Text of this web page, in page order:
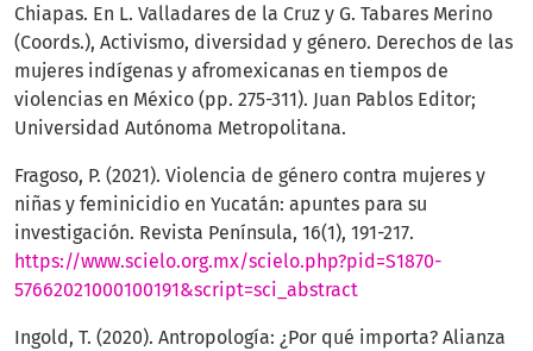
Chiapas. En L. Valladares de la Cruz y G. Tabares Merino
(Coords.), Activismo, diversidad y género. Derechos de las
mujeres indígenas y afromexicanas en tiempos de
violencias en México (pp. 275-311). Juan Pablos Editor;
Universidad Autónoma Metropolitana.
Fragoso, P. (2021). Violencia de género contra mujeres y
niñas y feminicidio en Yucatán: apuntes para su
investigación. Revista Península, 16(1), 191-217.
https://www.scielo.org.mx/scielo.php?pid=S1870-
57662021000100191&script=sci_abstract
Ingold, T. (2020). Antropología: ¿Por qué importa? Alianza